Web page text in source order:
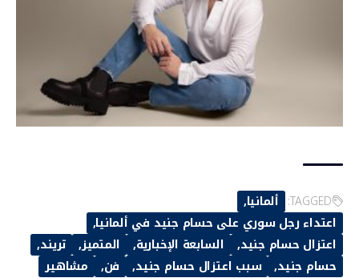
TAGGED: ألمانيا
اعتداء رجل سوري على حسام جنيد في ألمانيا
اعتزال حسام جنيد
السابعة الإخبارية المتميز
تريند
حسام جنيد
سبب اعتزال حسام جنيد فن مشاهير